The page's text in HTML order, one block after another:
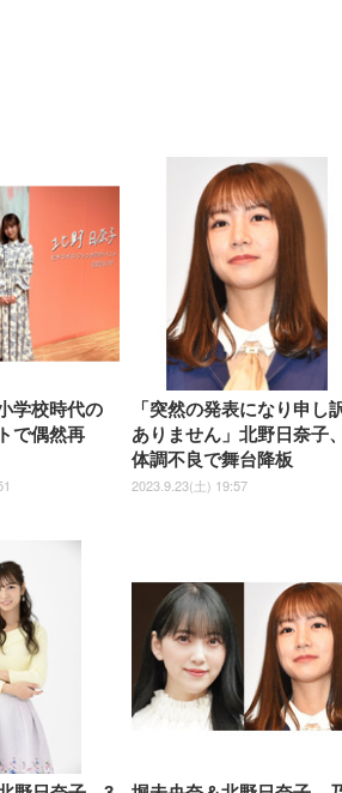
チェア 疲れない テレワーク
チェア 強化バックレスト 30度
ロッキング機能 人間工学 椅子
腰サポート 90度跳ね上げ式ア
ームレスト 3Dヘッドレスト
ハンガー付き 高反発クッショ
ン PCチェア 通気性メッシュ
ゲーミング/勉強/事務用 おし
ゃれ パソコンチェア (ホワイ
ト)
￥7,680
ANDWINT オフィスチ
ア デスクチェア 肘な
ッシュ 通気性 ランバ
ポート付き 腰サポー
ス圧無段階昇降 360度
転 キャスター付き コ
クト 幅52×奥行58.5×
84～96cm テレワーク
宅勤務 ブラック
￥4,139
フル
1920×1080）VA 非光
DisplayPort/VGA
カー内蔵 高さ調整 ス
VESA対応
ビジネス向け
【MiniLED/24.5inch/280Hz/
GRAPHT THE SHOOTER
Gaming Monitor 24” Essential
ーミングモニター QD 24.5イ
1ms FHD 量子ドット 残像低
年保証 | 輝点保証 | 日本メー
￥34,980
ック) 【Amazon.co.jp限定】
Smart Basic アイリスオーヤマ
ペットシーツ 超厚型 お徳用
ワイド 100枚入 (x 1) (ケース
販売)
￥3,670
アイリスオーヤマ ペ
シーツ 超厚型 お徳用
ュラー 200枚入
【Amazon.co.jp限定】
￥3,731
学校時代の
で偶然再
「突然の発表になり申し
ありません」北野日奈子
体調不良で舞台降板
2023.9.23(土) 19:57